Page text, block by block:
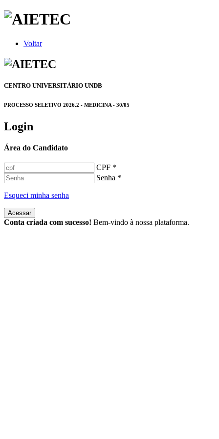
Voltar
CENTRO UNIVERSITÁRIO UNDB
PROCESSO SELETIVO 2026.2 - MEDICINA - 30/05
Login
Área do Candidato
CPF *
Senha *
Esqueci minha senha
Acessar
Conta criada com sucesso! Bem-vindo à nossa plataforma.